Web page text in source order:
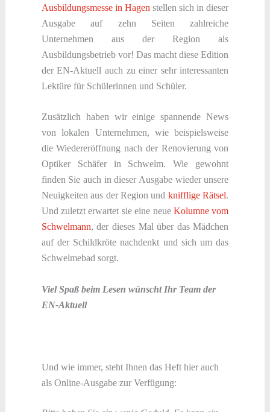
Ausbildungsmesse in Hagen stellen sich in dieser
Ausgabe auf zehn Seiten zahlreiche
Unternehmen aus der Region als
Ausbildungsbetrieb vor! Das macht diese Edition
der EN-Aktuell auch zu einer sehr interessanten
Lektüre für Schülerinnen und Schüler.
Zusätzlich haben wir einige spannende News
von lokalen Unternehmen, wie beispielsweise
die Wiedereröffnung nach der Renovierung von
Optiker Schäfer in Schwelm. Wie gewohnt
finden Sie auch in dieser Ausgabe wieder unsere
Neuigkeiten aus der Region und knifflige Rätsel.
Und zuletzt erwartet sie eine neue Kolumne vom
Schwelmann, der dieses Mal über das Mädchen
auf der Schildkröte nachdenkt und sich um das
Schwelmebad sorgt.
Viel Spaß beim Lesen wünscht Ihr Team der
EN-Aktuell
Und wie immer, steht Ihnen das Heft hier auch
als Online-Ausgabe zur Verfügung: